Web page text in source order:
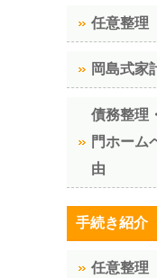
任意整理
岡島式家
債務整理
門ホーム
由
手続き紹介
任意整理